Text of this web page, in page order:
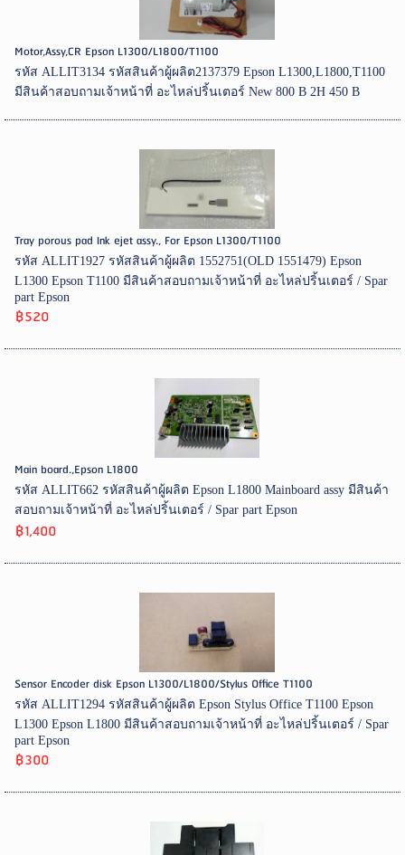
Motor,Assy,CR Epson L1300/L1800/T1100
รหัส ALLIT3134 รหัสสินค้าผู้ผลิต2137379 Epson L1300,L1800,T1100
มีสินค้าสอบถามเจ้าหน้าที่ อะไหล่ปริ้นเตอร์ New 800 B 2H 450 B
Tray porous pad Ink ejet assy., For Epson L1300/T1100
รหัส ALLIT1927 รหัสสินค้าผู้ผลิต 1552751(OLD 1551479) Epson
L1300 Epson T1100 มีสินค้าสอบถามเจ้าหน้าที่ อะไหล่ปริ้นเตอร์ / Spar
part Epson
฿520
Main board.,Epson L1800
รหัส ALLIT662 รหัสสินค้าผู้ผลิต Epson L1800 Mainboard assy มีสินค้า
สอบถามเจ้าหน้าที่ อะไหล่ปริ้นเตอร์ / Spar part Epson
฿1,400
Sensor Encoder disk Epson L1300/L1800/Stylus Office T1100
รหัส ALLIT1294 รหัสสินค้าผู้ผลิต Epson Stylus Office T1100 Epson
L1300 Epson L1800 มีสินค้าสอบถามเจ้าหน้าที่ อะไหล่ปริ้นเตอร์ / Spar
part Epson
฿300